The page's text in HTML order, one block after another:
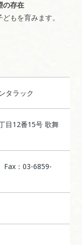
の存在
もを育みます。
タラック
目12番15号 歌舞
：03-6859-